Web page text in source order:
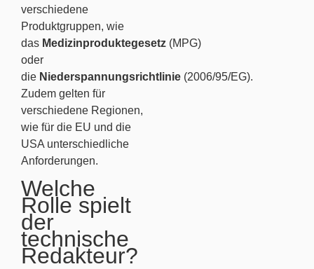
verschiedene
Produktgruppen, wie
das Medizinproduktegesetz (MPG)
oder
die Niederspannungsrichtlinie (2006/95/EG).
Zudem gelten für
verschiedene Regionen,
wie für die EU und die
USA unterschiedliche
Anforderungen.
Welche
Rolle spielt
der
technische
Redakteur?